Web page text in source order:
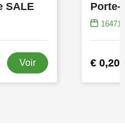
SALE
Voir
Porte-
16471
€ 0,20